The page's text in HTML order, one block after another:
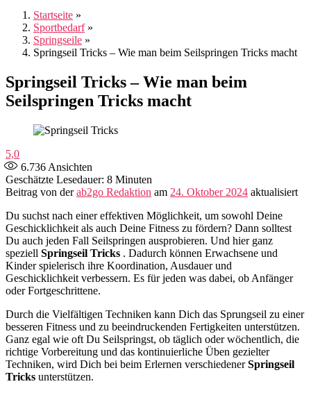
Startseite »
Sportbedarf»
Springseile »
Springseil Tricks – Wie man beim Seilspringen Tricks macht
Springseil Tricks – Wie man beim
Seilspringen Tricks macht
5,0
6.736 Ansichten
Geschätzte Lesedauer: 8 Minuten
Beitrag von derab2go Redaktion am 24. Oktober 2024 aktualisiert
Du suchst nach einer effektiven Möglichkeit, um sowohl Deine
Geschicklichkeit als auch Deine Fitness zu fördern? Dann solltest
Du auch jeden Fall Seilspringen ausprobieren. Und hier ganz
speziell Springseil Tricks . Dadurch können Erwachsene und
Kinder spielerisch ihre Koordination, Ausdauer und
Geschicklichkeit verbessern. Es für jeden was dabei, ob Anfänger
oder Fortgeschrittene.
Durch die Vielfältigen Techniken kann Dich das Sprungseil zu einer
besseren Fitness und zu beeindruckenden Fertigkeiten unterstützen.
Ganz egal wie oft Du Seilspringst, ob täglich oder wöchentlich, die
richtige Vorbereitung und das kontinuierliche Üben gezielter
Techniken, wird Dich bei beim Erlernen verschiedenerSpringseil
Tricks unterstützen.